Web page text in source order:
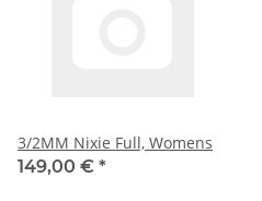
3/2MM Nixie Full, Womens
149,00 € *